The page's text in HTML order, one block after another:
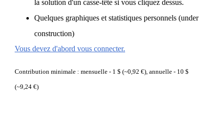
la solution d'un casse-tête si vous cliquez dessus.
Quelques graphiques et statistiques personnels (under
construction)
Vous devez d'abord vous connecter.
Contribution minimale : mensuelle - 1 $ (~0,92 €), annuelle - 10 $
(~9,24 €)